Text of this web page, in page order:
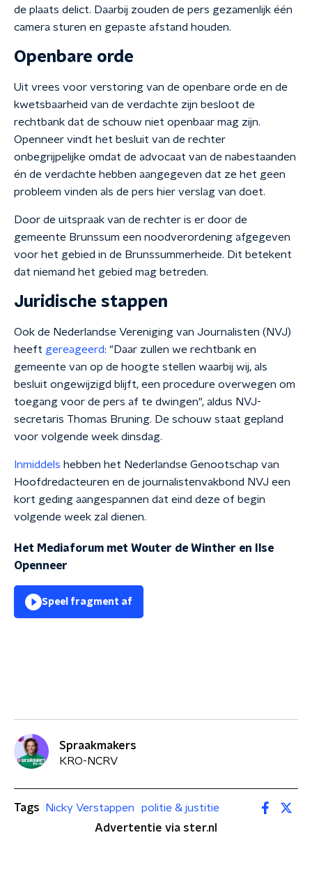
de plaats delict. Daarbij zouden de pers gezamenlijk één
camera sturen en gepaste afstand houden.
Openbare orde
Uit vrees voor verstoring van de openbare orde en de
kwetsbaarheid van de verdachte zijn besloot de
rechtbank dat de schouw niet openbaar mag zijn.
Openneer vindt het besluit van de rechter
onbegrijpelijke omdat de advocaat van de nabestaanden
én de verdachte hebben aangegeven dat ze het geen
probleem vinden als de pers hier verslag van doet.
Door de uitspraak van de rechter is er door de
gemeente Brunssum een noodverordening afgegeven
voor het gebied in de Brunssummerheide. Dit betekent
dat niemand het gebied mag betreden.
Juridische stappen
Ook de Nederlandse Vereniging van Journalisten (NVJ)
heeft gereageerd: " Daar zullen we rechtbank en
gemeente van op de hoogte stellen waarbij wij, als
besluit ongewijzigd blijft, een procedure overwegen om
toegang voor de pers af te dwingen", aldus NVJ-
secretaris Thomas Bruning. De schouw staat gepland
voor volgende week dinsdag.
Inmiddels hebben het Nederlandse Genootschap van
Hoofdredacteuren en de journalistenvakbond NVJ een
kort geding aangespannen dat eind deze of begin
volgende week zal dienen.
Het Mediaforum met Wouter de Winther en Ilse
Openneer
Speel fragment af
Spraakmakers
KRO-NCRV
Tags Nicky Verstappen
politie & justitie
Advertentie via ster.nl